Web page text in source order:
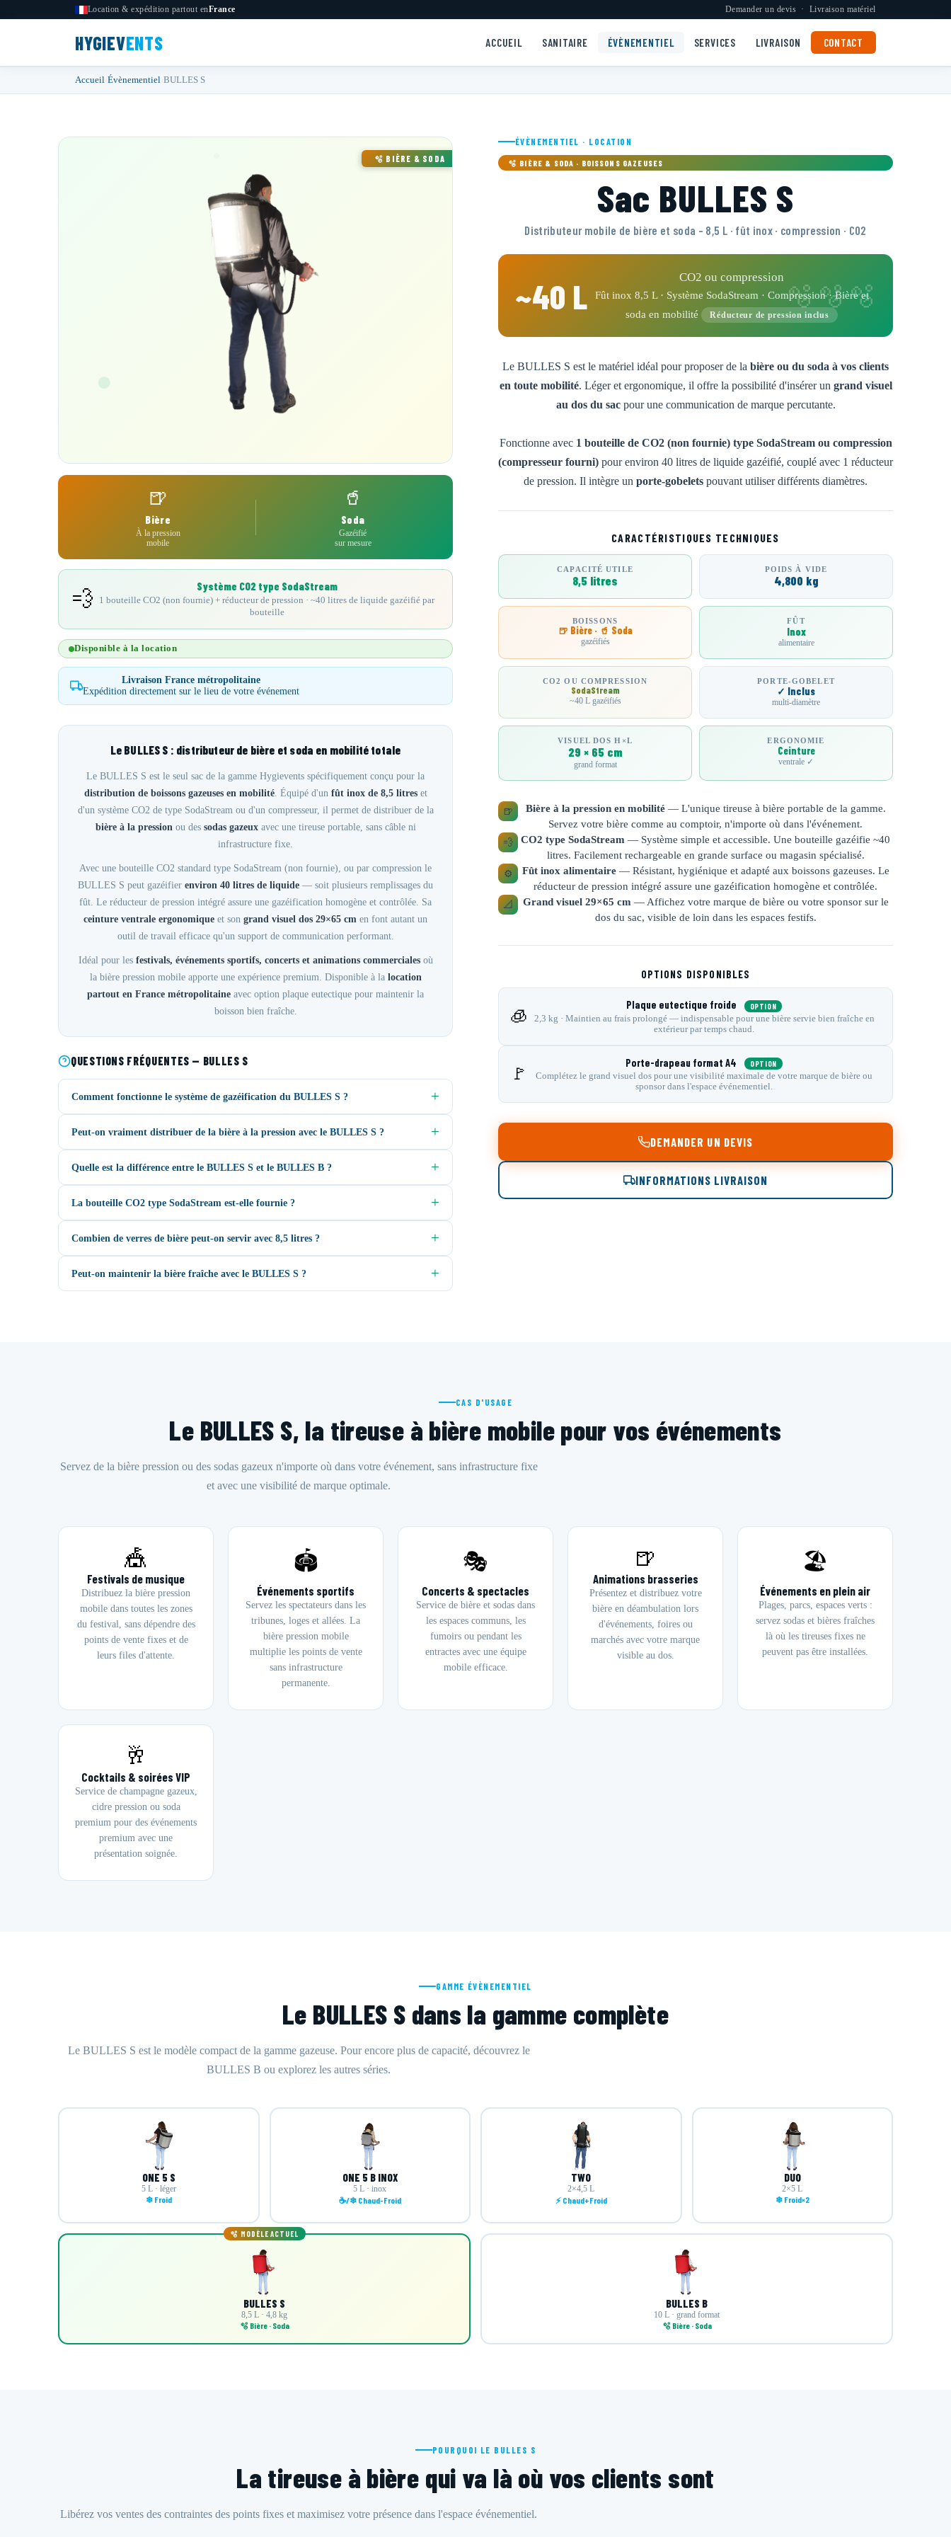
Location & expédition partout enFrance Demander un devis · Livraison matériel
HYGIEVENTS ACCUEIL SANITAIRE ÉVÈNEMENTIEL SERVICES LIVRAISON CONTACT
Accueil Évènementiel BULLES S
🫧 BIÈRE & SODA
🍺
Bière
À la pression
mobile
🥤
Soda
Gazéifié
sur mesure
💨 Système CO2 type SodaStream
1 bouteille CO2 (non fournie) + réducteur de pression · ~40 litres de liquide gazéifié par
bouteille
Disponible à la location
Livraison France métropolitaine
Expédition directement sur le lieu de votre événement
Le BULLES S : distributeur de bière et soda en mobilité totale
Le BULLES S est le seul sac de la gamme Hygievents spécifiquement conçu pour la
distribution de boissons gazeuses en mobilité. Équipé d'un fût inox de 8,5 litreset
d'un système CO2 de type SodaStream ou d'un compresseur, il permet de distribuer de la
bière à la pression ou des sodas gazeuxavec une tireuse portable, sans câble ni
infrastructure fixe.
Avec une bouteille CO2 standard type SodaStream (non fournie), ou par compression le
BULLES S peut gazéifier environ 40 litres de liquide — soit plusieurs remplissages du
fût. Le réducteur de pression intégré assure une gazéification homogène et contrôlée. Sa
ceinture ventrale ergonomique et son grand visuel dos 29×65 cm en font autant un
outil de travail efficace qu'un support de communication performant.
Idéal pour les festivals, événements sportifs, concerts et animations commercialesoù
la bière pression mobile apporte une expérience premium. Disponible à la location
partout en France métropolitaine avec option plaque eutectique pour maintenir la
boisson bien fraîche.
QUESTIONS FRÉQUENTES — BULLES S
Comment fonctionne le système de gazéification du BULLES S ?
Peut-on vraiment distribuer de la bière à la pression avec le BULLES S ?
Quelle est la différence entre le BULLES S et le BULLES B ?
La bouteille CO2 type SodaStream est-elle fournie ?
Combien de verres de bière peut-on servir avec 8,5 litres ?
Peut-on maintenir la bière fraîche avec le BULLES S ?
ÉVÈNEMENTIEL · LOCATION
🫧 BIÈRE & SODA · BOISSONS GAZEUSES
Sac BULLES S
Distributeur mobile de bière et soda – 8,5 L · fût inox · compression · CO2
~40 L CO2 ou compression
Fût inox 8,5 L · Système SodaStream · Compression · Bière et
soda en mobilité
Réducteur de pression inclus
Le BULLES S est le matériel idéal pour proposer de la bière ou du soda à vos clients
en toute mobilité. Léger et ergonomique, il offre la possibilité d'insérer un grand visuel
au dos du sacpour une communication de marque percutante.
Fonctionne avec 1 bouteille de CO2 (non fournie) type SodaStream ou compression
(compresseur fourni) pour environ 40 litres de liquide gazéifié, couplé avec 1 réducteur
de pression. Il intègre un porte-gobelets pouvant utiliser différents diamètres.
CARACTÉRISTIQUES TECHNIQUES
CAPACITÉ UTILE
8,5 litres
POIDS À VIDE
4,800 kg
BOISSONS
🍺 Bière · 🥤 Soda
gazéifiés
FÛT
Inox
alimentaire
CO2 OU COMPRESSION
SodaStream
~40 L gazéifiés
PORTE-GOBELET
✓ Inclus
multi-diamètre
VISUEL DOS H×L
29 × 65 cm
grand format
ERGONOMIE
Ceinture
ventrale ✓
🍺 Bière à la pression en mobilité— L'unique tireuse à bière portable de la gamme.
Servez votre bière comme au comptoir, n'importe où dans l'événement.
💨
CO2 type SodaStream — Système simple et accessible. Une bouteille gazéifie ~40
litres. Facilement rechargeable en grande surface ou magasin spécialisé.
⚙️
Fût inox alimentaire— Résistant, hygiénique et adapté aux boissons gazeuses. Le
réducteur de pression intégré assure une gazéification homogène et contrôlée.
📐
Grand visuel 29×65 cm — Affichez votre marque de bière ou votre sponsor sur le
dos du sac, visible de loin dans les espaces festifs.
OPTIONS DISPONIBLES
🧊
Plaque eutectique froide OPTION
2,3 kg · Maintien au frais prolongé — indispensable pour une bière servie bien fraîche en
extérieur par temps chaud.
🚩
Porte-drapeau format A4 OPTION
Complétez le grand visuel dos pour une visibilité maximale de votre marque de bière ou
sponsor dans l'espace événementiel.
DEMANDER UN DEVIS
INFORMATIONS LIVRAISON
CAS D'USAGE
Le BULLES S, la tireuse à bière mobile pour vos événements
Servez de la bière pression ou des sodas gazeux n'importe où dans votre événement, sans infrastructure fixe
et avec une visibilité de marque optimale.
🎪
Festivals de musique
Distribuez la bière pression
mobile dans toutes les zones
du festival, sans dépendre des
points de vente fixes et de
leurs files d'attente.
🏟️
Événements sportifs
Servez les spectateurs dans les
tribunes, loges et allées. La
bière pression mobile
multiplie les points de vente
sans infrastructure
permanente.
🎭
Concerts & spectacles
Service de bière et sodas dans
les espaces communs, les
fumoirs ou pendant les
entractes avec une équipe
mobile efficace.
🍺
Animations brasseries
Présentez et distribuez votre
bière en déambulation lors
d'événements, foires ou
marchés avec votre marque
visible au dos.
🏖️
Événements en plein air
Plages, parcs, espaces verts :
servez sodas et bières fraîches
là où les tireuses fixes ne
peuvent pas être installées.
🥂
Cocktails & soirées VIP
Service de champagne gazeux,
cidre pression ou soda
premium pour des événements
premium avec une
présentation soignée.
GAMME ÉVÈNEMENTIEL
Le BULLES S dans la gamme complète
Le BULLES S est le modèle compact de la gamme gazeuse. Pour encore plus de capacité, découvrez le
BULLES B ou explorez les autres séries.
ONE 5 S
5 L · léger
❄ Froid
ONE 5 B INOX
5 L · inox
☕/❄ Chaud-Froid
TWO
2×4,5 L
⚡ Chaud+Froid
DUO
2×5 L
❄ Froid×2
🫧 MODÈLE ACTUEL
BULLES S
8,5 L · 4,8 kg
🫧 Bière · Soda
BULLES B
10 L · grand format
🫧 Bière · Soda
POURQUOI LE BULLES S
La tireuse à bière qui va là où vos clients sont
Libérez vos ventes des contraintes des points fixes et maximisez votre présence dans l'espace événementiel.